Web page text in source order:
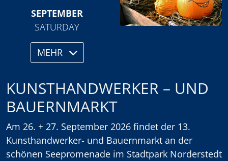
SEPTEMBER
SATURDAY
MEHR
KUNSTHANDWERKER – UND
BAUERNMARKT
Am 26. + 27. September 2026 findet der 13.
Kunsthandwerker- und Bauernmarkt an der
schönen Seepromenade im Stadtpark Norderstedt